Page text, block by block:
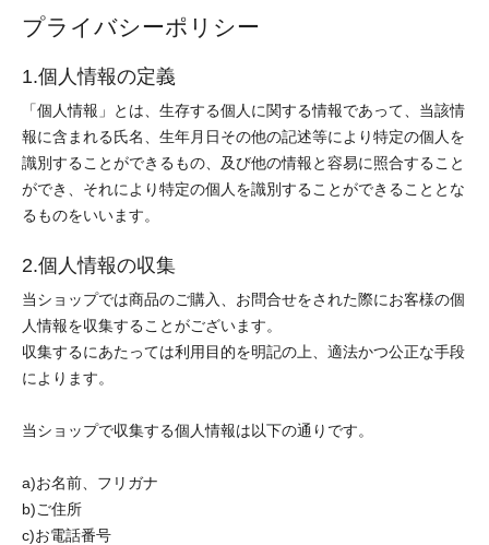
プライバシーポリシー
1.個人情報の定義
「個人情報」とは、生存する個人に関する情報であって、当該情
報に含まれる氏名、生年月日その他の記述等により特定の個人を
識別することができるもの、及び他の情報と容易に照合すること
ができ、それにより特定の個人を識別することができることとな
るものをいいます。
2.個人情報の収集
当ショップでは商品のご購入、お問合せをされた際にお客様の個
人情報を収集することがございます。
収集するにあたっては利用目的を明記の上、適法かつ公正な手段
によります。
当ショップで収集する個人情報は以下の通りです。
a)お名前、フリガナ
b)ご住所
c)お電話番号